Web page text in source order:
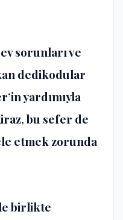
sorunları ve
dedikodular
yardımıyla
bu sefer de
etmek zorunda
birlikte